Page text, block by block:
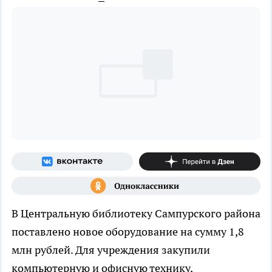
В Центральную библиотеку Сампурского района
поставлено новое оборудование на сумму 1,8
млн рублей. Для учреждения закупили
компьютерную и офисную технику,